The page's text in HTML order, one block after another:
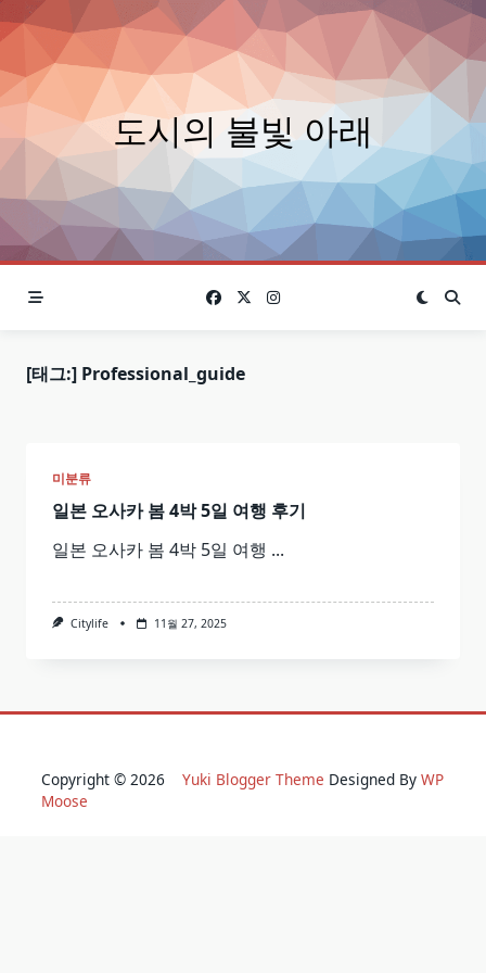
Skip
to
content
도시의 불빛 아래
[태그:] Professional_guide
미분류
일본 오사카 봄 4박 5일 여행 후기
일본 오사카 봄 4박 5일 여행 ...
Citylife 11월 27, 2025
Copyright © 2026 Yuki Blogger Theme Designed By WP
Moose